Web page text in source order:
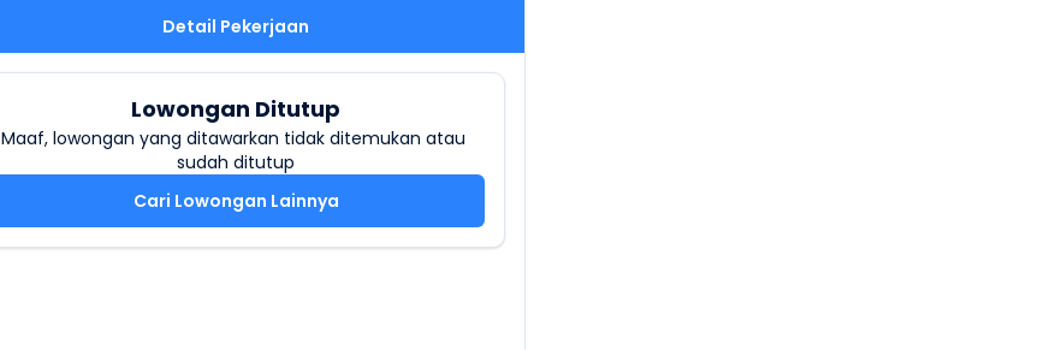
Detail Pekerjaan
Lowongan Ditutup
Maaf, lowongan yang ditawarkan tidak ditemukan atau
sudah ditutup
Cari Lowongan Lainnya